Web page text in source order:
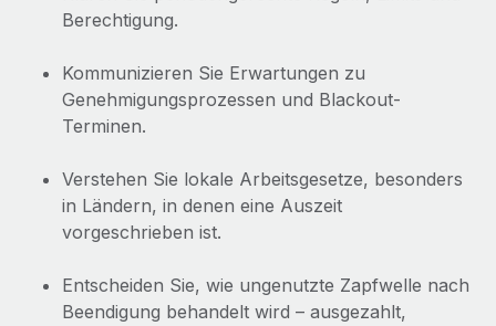
Berechtigung.
Kommunizieren Sie Erwartungen zu
Genehmigungsprozessen und Blackout-
Terminen.
Verstehen Sie lokale Arbeitsgesetze, besonders
in Ländern, in denen eine Auszeit
vorgeschrieben ist.
Entscheiden Sie, wie ungenutzte Zapfwelle nach
Beendigung behandelt wird – ausgezahlt,